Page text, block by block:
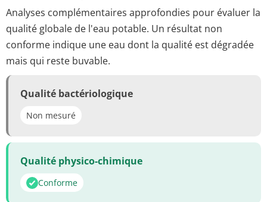
Analyses complémentaires approfondies pour évaluer la
qualité globale de l'eau potable. Un résultat non
conforme indique une eau dont la qualité est dégradée
mais qui reste buvable.
Qualité bactériologique
Non mesuré
Qualité physico-chimique
Conforme